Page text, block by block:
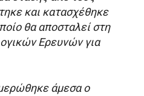
και κατασχέθηκε
θα αποσταλεί στη
Ερευνών για
άμεσα ο